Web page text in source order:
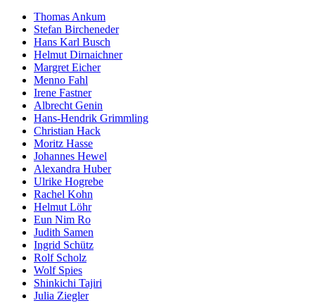
Thomas Ankum
Stefan Bircheneder
Hans Karl Busch
Helmut Dirnaichner
Margret Eicher
Menno Fahl
Irene Fastner
Albrecht Genin
Hans-Hendrik Grimmling
Christian Hack
Moritz Hasse
Johannes Hewel
Alexandra Huber
Ulrike Hogrebe
Rachel Kohn
Helmut Löhr
Eun Nim Ro
Judith Samen
Ingrid Schütz
Rolf Scholz
Wolf Spies
Shinkichi Tajiri
Julia Ziegler